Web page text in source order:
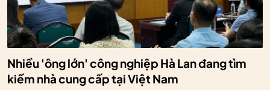
Nhiều 'ông lớn' công nghiệp Hà Lan đang tìm
kiếm nhà cung cấp tại Việt Nam